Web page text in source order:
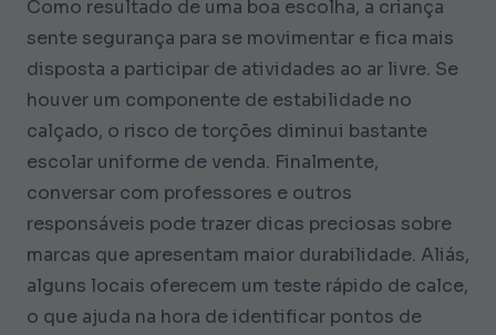
Como resultado de uma boa escolha, a criança
sente segurança para se movimentar e fica mais
disposta a participar de atividades ao ar livre. Se
houver um componente de estabilidade no
calçado, o risco de torções diminui bastante
escolar uniforme de venda. Finalmente,
conversar com professores e outros
responsáveis pode trazer dicas preciosas sobre
marcas que apresentam maior durabilidade. Aliás,
alguns locais oferecem um teste rápido de calce,
o que ajuda na hora de identificar pontos de